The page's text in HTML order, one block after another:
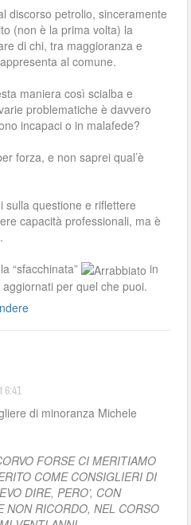
discorso petrolio, sinceramente
(non è la prima volta) la
di chi, tra maggioranza e
al comune.
maniera così scialba e
problematiche è davvero
incapaci o in malafede?
forza, e non saprei qual’è
sulla questione e riflettere
capacità professionali, ma è
“sfacchinata”
in
per quel che puoi.
6:41
di minoranza Michele
FORSE CI MERITIAMO
COME CONSIGLIERI DI
DIRE, PERO’, CON
NON RICORDO, NEL CORSO